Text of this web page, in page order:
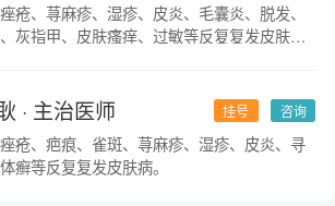
疮、荨麻疹、湿疹、皮炎、毛囊炎、脱发、
灰指甲、皮肤瘙痒、过敏等反复复发皮肤
咨询
挂号
· 主治医师
疮、疤痕、雀斑、荨麻疹、湿疹、皮炎、寻
癣等反复复发皮肤病。